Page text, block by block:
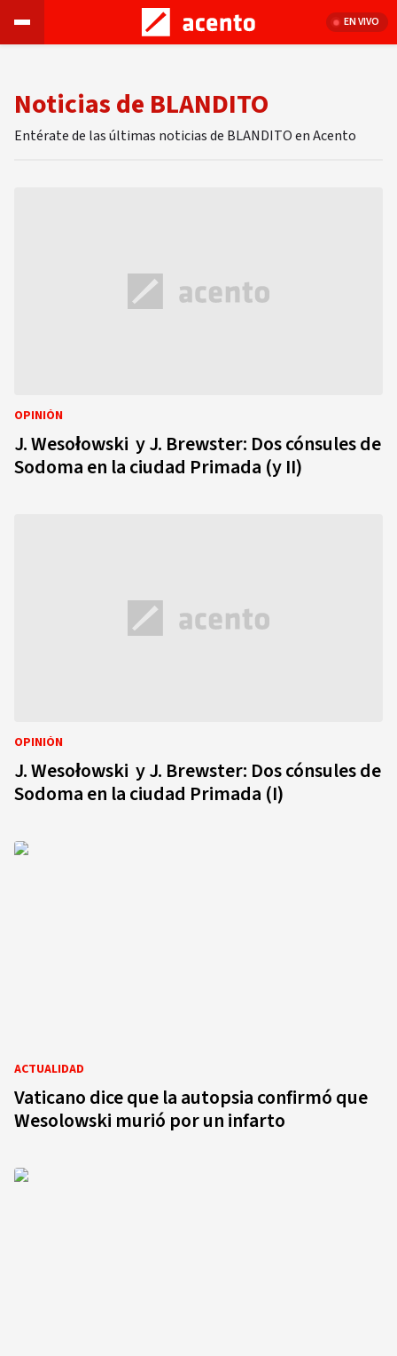
EN VIVO
Noticias de BLANDITO
Entérate de las últimas noticias de BLANDITO en Acento
OPINIÓN
J. Wesołowski y J. Brewster: Dos cónsules de
Sodoma en la ciudad Primada (y II)
OPINIÓN
J. Wesołowski y J. Brewster: Dos cónsules de
Sodoma en la ciudad Primada (I)
ACTUALIDAD
Vaticano dice que la autopsia confirmó que
Wesolowski murió por un infarto